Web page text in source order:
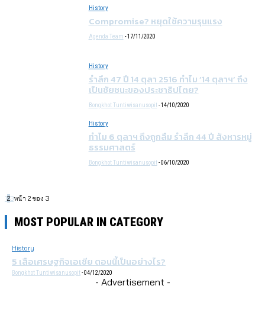
History
Compromise? หยุดใช้ความรุนแรง
Agenda Team - 17/11/2020
History
รำลึก 47 ปี 14 ตุลา 2516 ทำไม ’14 ตุลาฯ’ ถึง
เป็นชัยชนะของประชาธิปไตย?
Bongkhot Tuntiwisanusopit - 14/10/2020
History
ทำไม 6 ตุลาฯ ถึงถูกลืม รำลึก 44 ปี สังหารหมู่
ธรรมศาสตร์
Bongkhot Tuntiwisanusopit - 06/10/2020
123หน้า 2 ของ 3
MOST POPULAR IN CATEGORY
History
5 เสือเศรษฐกิจเอเชีย ตอนนี้เป็นอย่างไร?
Bongkhot Tuntiwisanusopit-04/12/2020
- Advertisement -